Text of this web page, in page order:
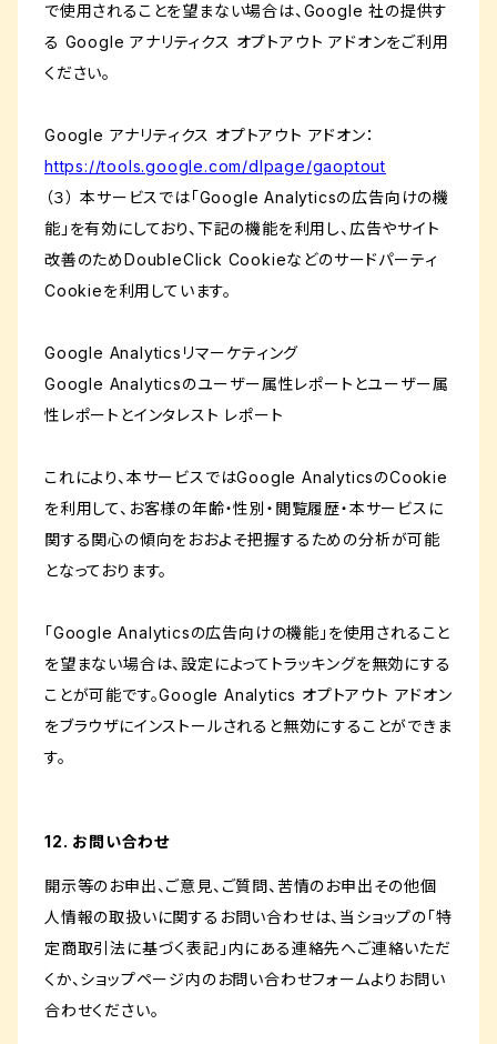
で使用されることを望まない場合は、Google 社の提供す
る Google アナリティクス オプトアウト アドオンをご利用
ください。
Google アナリティクス オプトアウト アドオン：
https://tools.google.com/dlpage/gaoptout
（３） 本サービスでは「Google Analyticsの広告向けの機
能」を有効にしており、下記の機能を利用し、広告やサイト
改善のためDoubleClick Cookieなどのサードパーティ
Cookieを利用しています。
Google Analyticsリマーケティング
Google Analyticsのユーザー属性レポートとユーザー属
性レポートとインタレスト レポート
これにより、本サービスではGoogle AnalyticsのCookie
を利用して、お客様の年齢・性別・閲覧履歴・本サービスに
関する関心の傾向をおおよそ把握するための分析が可能
となっております。
「Google Analyticsの広告向けの機能」を使用されること
を望まない場合は、設定によってトラッキングを無効にする
ことが可能です。Google Analytics オプトアウト アドオン
をブラウザにインストールされると無効にすることができま
す。
12. お問い合わせ
開示等のお申出、ご意見、ご質問、苦情のお申出その他個
人情報の取扱いに関するお問い合わせは、当ショップの「特
定商取引法に基づく表記」内にある連絡先へご連絡いただ
くか、ショップページ内のお問い合わせフォームよりお問い
合わせください。